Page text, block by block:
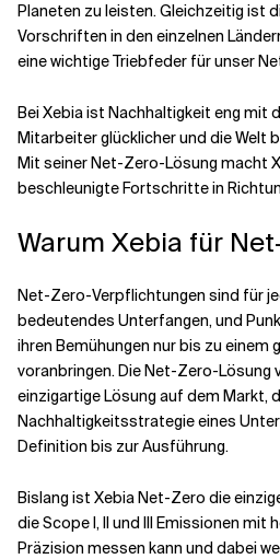
Planeten zu leisten. Gleichzeitig ist
Vorschriften in den einzelnen
eine wichtige Triebfeder für unser
Bei Xebia ist Nachhaltigkeit eng mit
Mitarbeiter glücklicher und die Welt
Mit seiner Net-Zero-Lösung macht
beschleunigte Fortschritte in
Warum Xebia für
Net-Zero-Verpflichtungen sind für
bedeutendes Unterfangen, und
ihren Bemühungen nur bis zu einem
voranbringen. Die Net-Zero-Lösung
einzigartige Lösung auf dem Markt,
Nachhaltigkeitsstrategie eines
Definition bis zur Ausführung.
Bislang ist Xebia Net-Zero die
die Scope I, II und III Emissionen mit
Präzision messen kann und dabei